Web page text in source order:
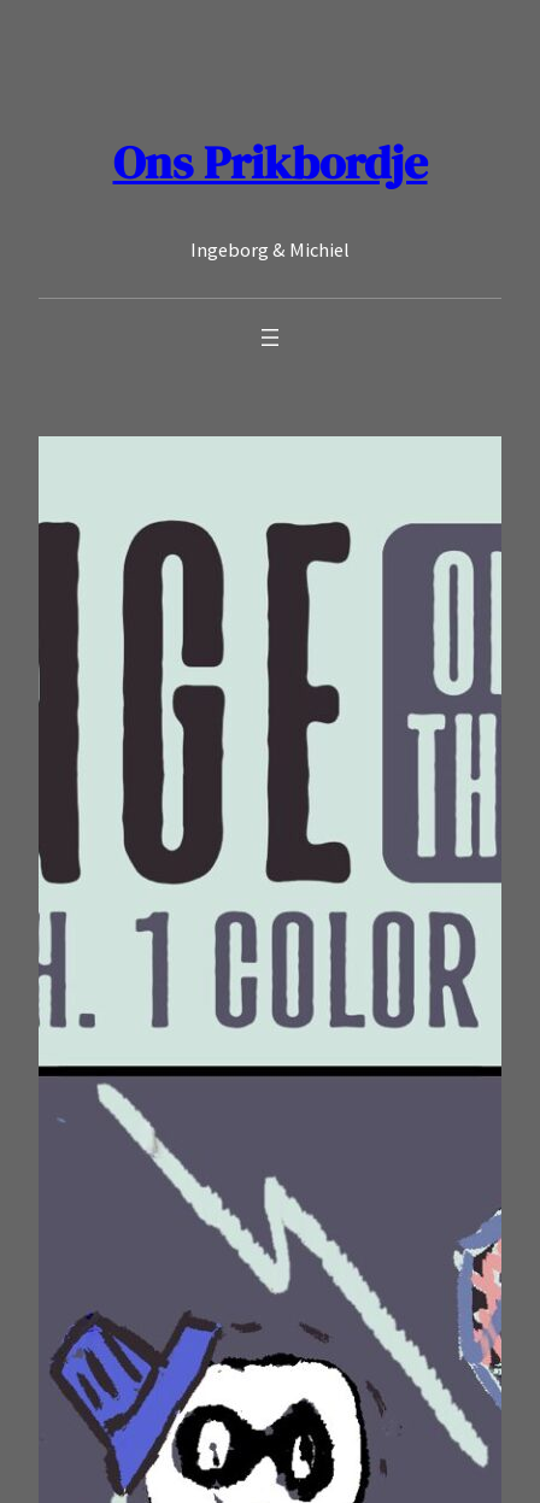
Ons Prikbordje
Ingeborg & Michiel